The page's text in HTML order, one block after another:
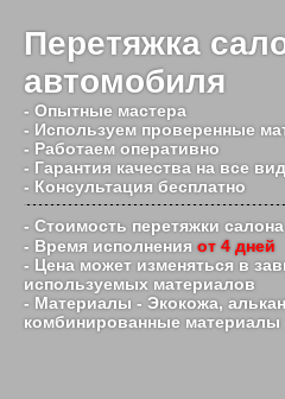
Перетяжка
автомобиля
- Опытные мастера
- Используем проверенные
- Работаем оперативно
- Гарантия качества на все
- Консультация бесплатно
- Стоимость перетяжки
- Время исполнения от 4 дней
- Цена может изменяться в
используемых материалов
- Материалы - Экокожа,
комбинированные материалы